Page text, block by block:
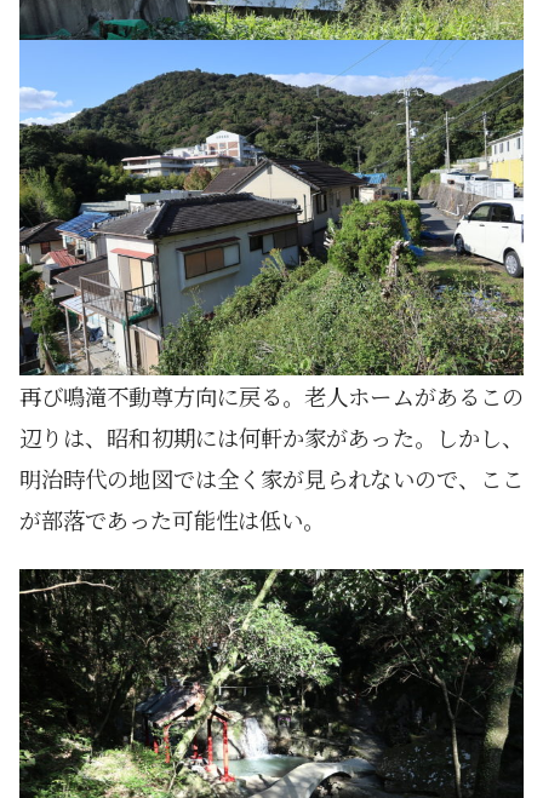
再び鳴滝不動尊方向に戻る。老人ホームがあるこの
辺りは、昭和初期には何軒か家があった。しかし、
明治時代の地図では全く家が見られないので、ここ
が部落であった可能性は低い。